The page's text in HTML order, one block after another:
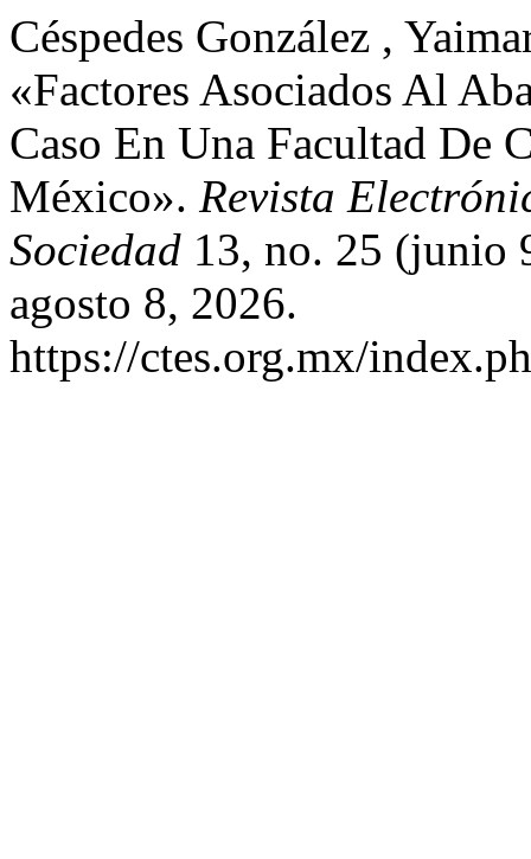
Céspedes González ,
«Factores Asociados Al
Caso En Una Facultad De
México». Revista
Sociedad 13, no. 25 (junio
agosto 8, 2026.
https://ctes.org.mx/